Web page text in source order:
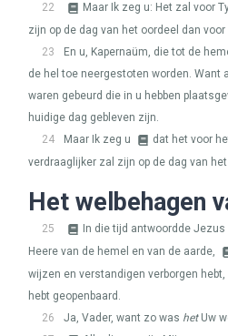
22
Maar Ik zeg u: Het zal voor
zijn op de dag van het oordeel dan voor
23
En u, Kapernaüm, die tot de
de hel toe neergestoten worden. Want
waren gebeurd die in u hebben
huidige dag gebleven zijn.
24
Maar Ik zeg u
dat het voor
verdraaglijker zal zijn op de dag van
Het welbehagen
25
In die tijd antwoordde Jezus
Heere van de hemel en van de aarde,
wijzen en verstandigen verborgen
hebt geopenbaard.
26
Ja, Vader, want zo was hetUw